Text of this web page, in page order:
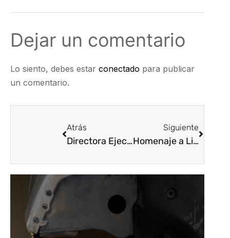
Dejar un comentario
Lo siento, debes estar conectado para publicar
un comentario.
Atrás
Directora Ejecutiva Karen Lucía Beleño, organizó reunión de seguridad de emergencia con el comandante operativo de la policía del Atlántico
Siguiente
Homenaje a Lideres Empresarios Fundadores del Sector de Repuestos en la ciudad de Cúcuta